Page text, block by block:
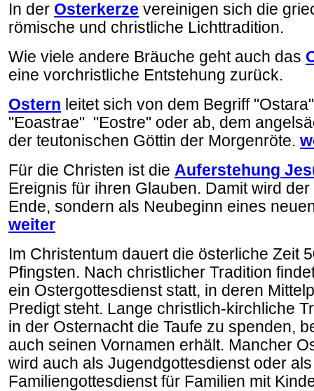
In der Osterkerze vereinigen sich die
römische und christliche Lichttradition.
Wie viele andere Bräuche geht auch das
eine vorchristliche Entstehung zurück.
Ostern leitet sich von dem Begriff
"Eoastrae" "Eostre" oder ab, dem
der teutonischen Göttin der Morgenröte.
Für die Christen ist die Auferstehung
Ereignis für ihren Glauben. Damit wird der
Ende, sondern als Neubeginn eines
weiter
Im Christentum dauert die österliche Zeit
Pfingsten. Nach christlicher Tradition
ein Ostergottesdienst statt, in deren
Predigt steht. Lange christlich-kirchliche
in der Osternacht die Taufe zu spenden,
auch seinen Vornamen erhält. Mancher
wird auch als Jugendgottesdienst oder als
Familiengottesdienst für Familien mit